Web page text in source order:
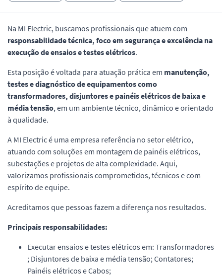
Na MI Electric, buscamos profissionais que atuem com
responsabilidade técnica, foco em segurança e excelência na
execução de ensaios e testes elétricos.
Esta posição é voltada para atuação prática em manutenção,
testes e diagnóstico de equipamentos como
transformadores, disjuntores e painéis elétricos de baixa e
média tensão, em um ambiente técnico, dinâmico e orientado
à qualidade.
A MI Electric é uma empresa referência no setor elétrico,
atuando com soluções em montagem de painéis elétricos,
subestações e projetos de alta complexidade. Aqui,
valorizamos profissionais comprometidos, técnicos e com
espírito de equipe.
Acreditamos que pessoas fazem a diferença nos resultados.
Principais responsabilidades:
Executar ensaios e testes elétricos em: Transformadores
; Disjuntores de baixa e média tensão; Contatores;
Painéis elétricos e Cabos;